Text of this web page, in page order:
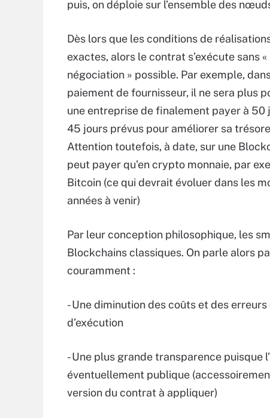
puis, on déploie sur l’ensemble des
Dès lors que les conditions de
exactes, alors le contrat s’exécute sans «
négociation » possible. Par exemple,
paiement de fournisseur, il ne sera plus
une entreprise de finalement payer à 50
45 jours prévus pour améliorer sa
Attention toutefois, à date, sur une
peut payer qu’en crypto monnaie, par
Bitcoin (ce qui devrait évoluer dans les
années à venir)
Par leur conception philosophique, les
Blockchains classiques. On parle alors
couramment :
- Une diminution des coûts et des
d’exécution
- Une plus grande transparence
éventuellement publique
version du contrat à appliquer)